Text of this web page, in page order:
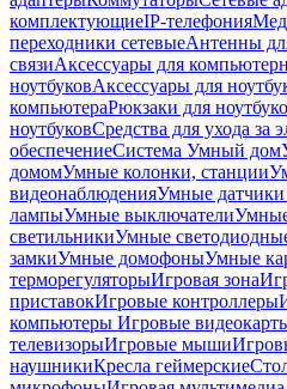
комплектующиеIP-телефония
переходники сетевыеАнтенны
связиАксессуары для
ноутбуковАксессуары для
компьютераРюкзаки для
ноутбуковСредства для ухода за
обеспечениеСистема Умный дом
домомУмные колонки, станции
видеонаблюденияУмные датчики
лампыУмные выключатели
светильникиУмные
замкиУмные домофоныУмные
терморегуляторыИгровая зона
приставокИгровые контроллеры
компьютеры Игровые
телевизорыИгровые мыши
наушникиКресла геймерские